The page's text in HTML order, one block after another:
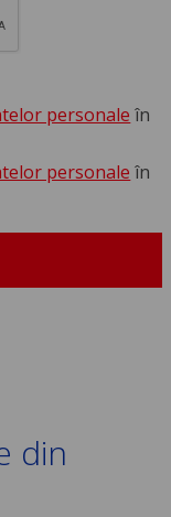
personale în
personale în
din